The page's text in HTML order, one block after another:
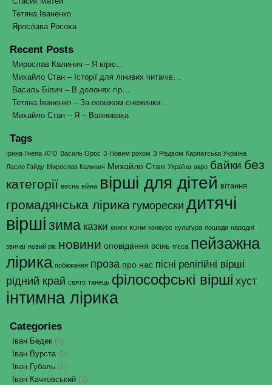
Тетяна Іваненко
Ярослава Росоха
Recent Posts
Мирослав Калинич – Я вірю…
Михайло Стан – Історії для лінивих читачів…
Василь Білич – В долонях гір…
Тетяна Іваненко – За окошком снежинки…
Михайло Стан – Я – Волноваха
Tags
Ірина Гнепа АТО Василь Орос З Новим роком З Різдвом Карпатська Україна
Ласло Гайду Мирослав Калинич Михайло Стан Україна акро байки без
категорії весна війна вірші для дітей вітання
громадянська лірика гуморески дитячі
віршізима казки книги кони конкурс культура лошади народні
звичаї новий рік новини оповідання осінь п'єса пейзажна
лірика побажання проза про нас пісні релігійні вірші
рідний край свято танець філософські вірші хуст
інтимна лірика
Categories
Іван Бедек (6)
Іван Вурста (5)
Іван Губаль (1)
Іван Качковський (2)